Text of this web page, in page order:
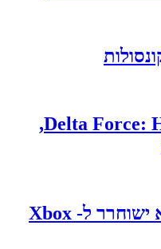
טריילר חדש ל- Delta Force: Hawk Ops,
Black Myth Wukong לא ישוחרר ל- Xbox